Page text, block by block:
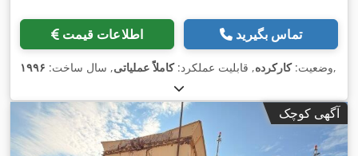
اطلاعات قیمت تماس بگیرید
وضعیت:کارکرده, قابلیت عملکرد:کاملاً عملیاتی, سال ساخت: ۱۹۹۶ ,
آگهی کوچک